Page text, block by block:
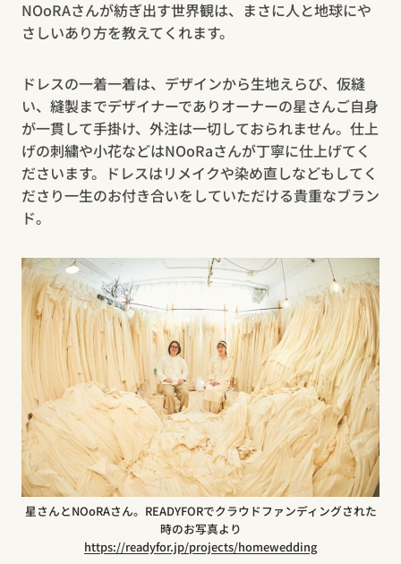
NOoRAさんが紡ぎ出す世界観は、まさに人と地球にや
さしいあり方を教えてくれます。
ドレスの一着一着は、デザインから生地えらび、仮縫
い、縫製までデザイナーでありオーナーの星さんご自身
が一貫して手掛け、外注は一切しておられません。仕上
げの刺繍や小花などはNOoRaさんが丁寧に仕上げてく
ださいます。ドレスはリメイクや染め直しなどもしてく
ださり一生のお付き合いをしていただける貴重なブラン
ド。
星さんとNOoRAさん。READYFORでクラウドファンディングされた
時のお写真より
https://readyfor.jp/projects/homewedding